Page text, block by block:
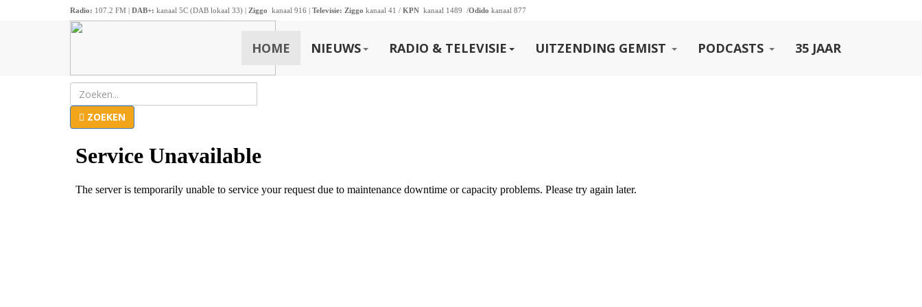
Radio: 107.2 FM | DAB+: kanaal 5C (DAB lokaal 33) | Ziggo kanaal 916 | Televisie: Ziggo kanaal 41 / KPN kanaal 1489 /Odido kanaal 877
HOME NIEUWS RADIO & TELEVISIE UITZENDING GEMIST PODCASTS 35 JAAR
ZOEKEN